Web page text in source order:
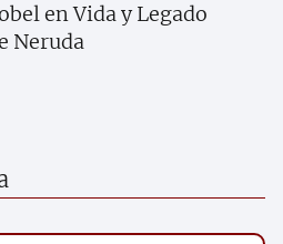
en Vida y Legado
Neruda